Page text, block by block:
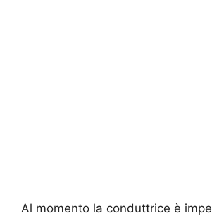
Al momento la conduttrice è